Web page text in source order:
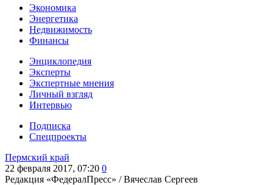
Экономика
Энергетика
Недвижимость
Финансы
Энциклопедия
Эксперты
Экспертные мнения
Личный взгляд
Интервью
Подписка
Спецпроекты
Пермский край
22 февраля 2017, 07:20 0
Редакция «ФедералПресс» /Вячеслав Сергеев